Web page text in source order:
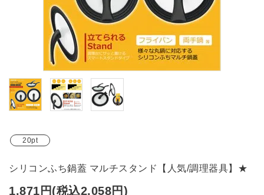
ガイドライン
20pt
シリコンふち鍋蓋 マルチスタンド【人気/調理器具】★
1,871円(税込2,058円)